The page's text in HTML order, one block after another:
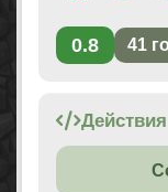
0.8 41
Действия